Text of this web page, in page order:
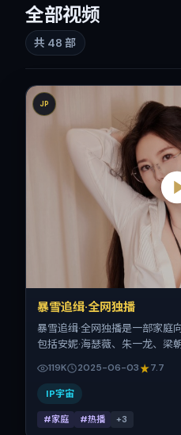
全部视频
共 48 部
JP
暴雪追缉·全网独播
暴雪追缉·全网独播是一部家庭
包括安妮·海瑟薇、朱一龙、梁
面，首映日期 2025-06-03，
119K 2025-06-03 7.7
IP宇宙
#家庭 #热播 +3